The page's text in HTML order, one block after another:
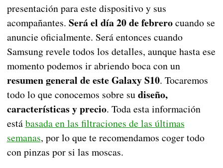
presentación para este dispositivo y sus
acompañantes. Será el día 20 de febrerocuando se
anuncie oficialmente. Será entonces cuando
Samsung revele todos los detalles, aunque hasta ese
momento podemos ir abriendo boca con un
resumen general de este Galaxy S10. Tocaremos
todo lo que conocemos sobre sudiseño,
características y precio. Toda esta información
estábasada en las filtraciones de las últimas
semanas, por lo que te recomendamos coger todo
con pinzas por si las moscas.